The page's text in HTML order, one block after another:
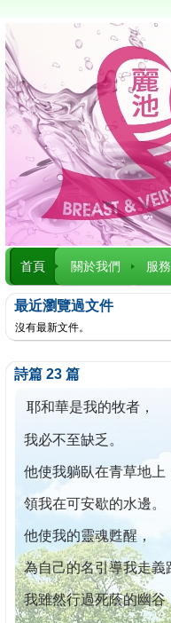
首頁 關於我們 服
最近瀏覽過文件
沒有最新文件。
詩篇 23 篇
耶和華是我的牧者，
我必不至缺乏。
他使我躺臥在青草地上
領我在可安歇的水邊。
他使我的靈魂甦醒，
為自己的名引導我走義
我雖然行過死蔭的幽谷
迄今已篩檢出1700位乳